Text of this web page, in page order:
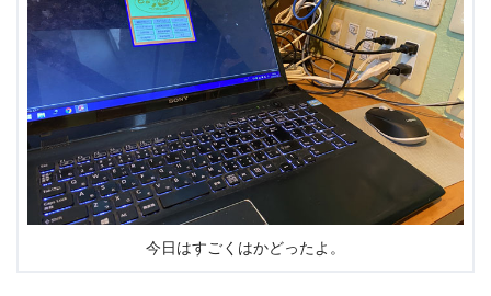
今日はすごくはかどったよ。